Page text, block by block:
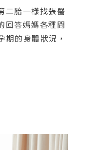
二胎一樣找張醫
回答媽媽各種問
期的身體狀況，